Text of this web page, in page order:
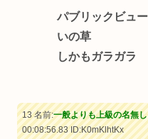
パブリックビュ
いの草
しかもガラガラ
13 名前:一般よりも上級の名無
00:08:56.83ID:K0mKlhtKx